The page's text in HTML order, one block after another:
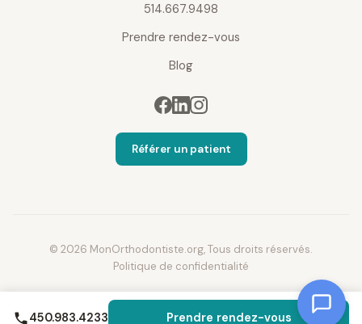
514.667.9498
Prendre rendez-vous
Blog
Référer un patient
© 2026 MonOrthodontiste.org, Tous droits réservés.
Politique de confidentialité
450.983.4233 Prendre rendez-vous